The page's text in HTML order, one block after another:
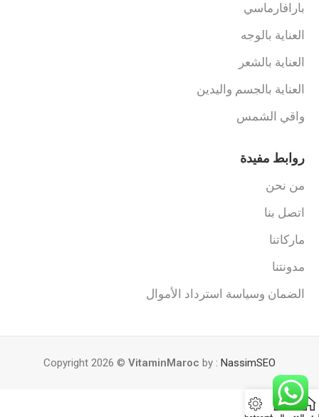
بارافارماسي
العناية بالوجه
العناية بالشعر
العناية بالجسم واليدين
واقي الشمس
روابط مفيدة
من نحن
اتصل بنا
ماركاتنا
مدونتنا
الضمان وسياسة استرداد الأموال
Copyright 2026 © VitaminMaroc by : NassimSEO